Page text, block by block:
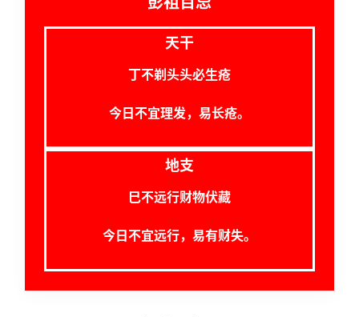
务
天干
丁不剃头头必生疮
今日不宜理发，易长疮。
地支
巳不远行财物伏藏
今日不宜远行，易有财失。